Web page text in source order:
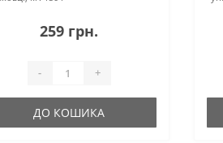
259 грн.
- +
ДО КОШИКА